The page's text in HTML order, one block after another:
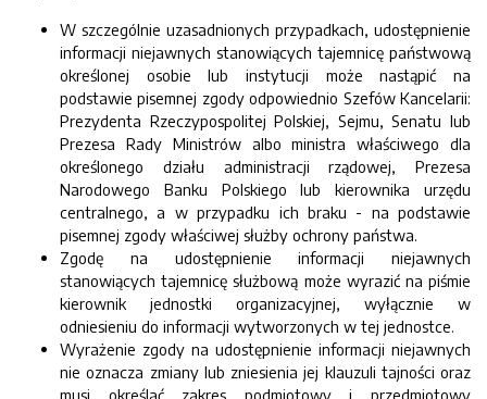
W szczególnie uzasadnionych przypadkach, udostępnienie
informacji niejawnych stanowiących tajemnicę państwową
określonej osobie lub instytucji może nastąpić na
podstawie pisemnej zgody odpowiednio Szefów Kancelarii:
Prezydenta Rzeczypospolitej Polskiej, Sejmu, Senatu lub
Prezesa Rady Ministrów albo ministra właściwego dla
określonego działu administracji rządowej, Prezesa
Narodowego Banku Polskiego lub kierownika urzędu
centralnego, a w przypadku ich braku - na podstawie
pisemnej zgody właściwej służby ochrony państwa.
Zgodę na udostępnienie informacji niejawnych
stanowiących tajemnicę służbową może wyrazić na piśmie
kierownik jednostki organizacyjnej, wyłącznie w
odniesieniu do informacji wytworzonych w tej jednostce.
Wyrażenie zgody na udostępnienie informacji niejawnych
nie oznacza zmiany lub zniesienia jej klauzuli tajności oraz
musi określać zakres podmiotowy i przedmiotowy